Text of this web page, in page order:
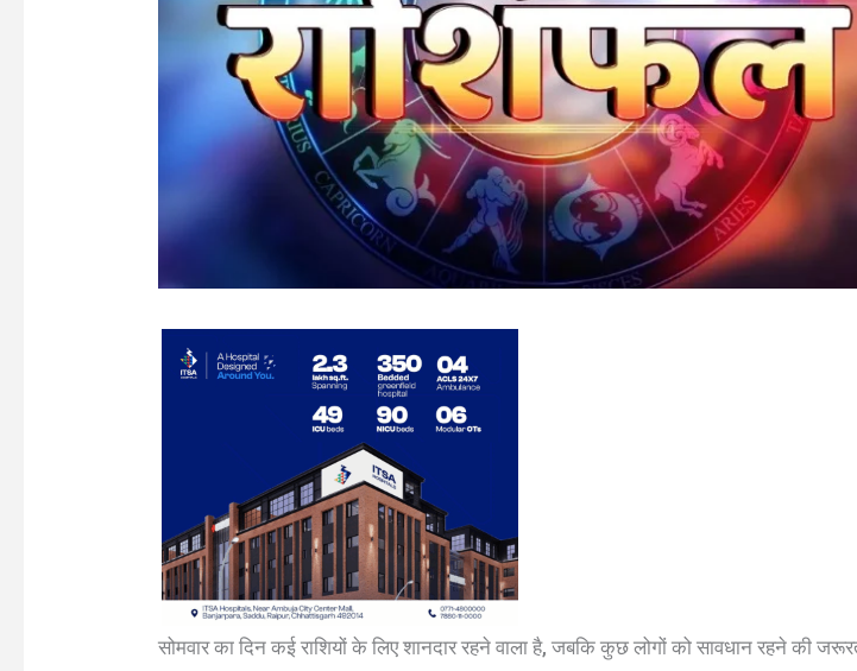
सोमवार का दिन कई राशियों के लिए शानदार रहने वाला है, जबकि कुछ लोगों को सावधान रहने की